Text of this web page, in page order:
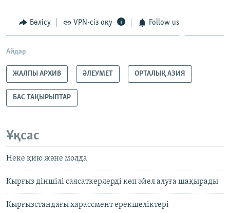
Бөлісу VPN-сіз оқу Follow us
Айдар
ЖАЛПЫ АРХИВ ӘЛЕУМЕТ ОРТАЛЫҚ АЗИЯ
БАС ТАҚЫРЫПТАР
Ұқсас
Неке қию және молда
Қырғыз діншілі саясаткерлерді көп әйел алуға шақырады
Қырғызстандағы харассмент ерекшеліктері